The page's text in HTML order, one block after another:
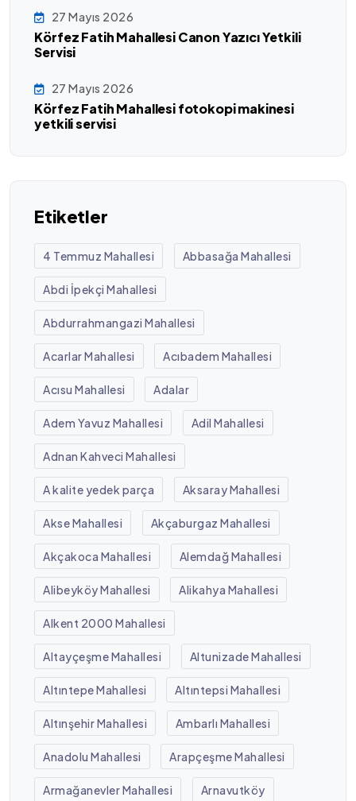
27 Mayıs 2026
Körfez Fatih Mahallesi Canon Yazıcı Yetkili
Servisi
27 Mayıs 2026
Körfez Fatih Mahallesi fotokopi makinesi
yetkili servisi
Etiketler
4 Temmuz Mahallesi Abbasağa Mahallesi
Abdi İpekçi Mahallesi
Abdurrahmangazi Mahallesi
Acarlar Mahallesi Acıbadem Mahallesi
Acısu Mahallesi Adalar
Adem Yavuz Mahallesi Adil Mahallesi
Adnan Kahveci Mahallesi
A kalite yedek parça Aksaray Mahallesi
Akse Mahallesi Akçaburgaz Mahallesi
Akçakoca Mahallesi Alemdağ Mahallesi
Alibeyköy Mahallesi Alikahya Mahallesi
Alkent 2000 Mahallesi
Altayçeşme Mahallesi Altunizade Mahallesi
Altıntepe Mahallesi Altıntepsi Mahallesi
Altınşehir Mahallesi Ambarlı Mahallesi
Anadolu Mahallesi Arapçeşme Mahallesi
Armağanevler Mahallesi Arnavutköy